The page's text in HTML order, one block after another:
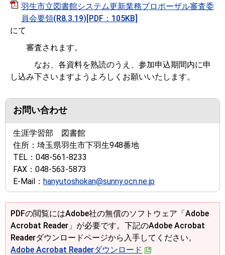
羽生市立図書館システム更新業務プロポーザル審査委
員会要領(R8.3.19)[PDF：105KB]
にて
審査されます。
なお、各資料を熟読のうえ、参加申込期間内に申
し込み下さいますようよろしくお願いいたします。
お問い合わせ
生涯学習部 図書館
住所： 埼玉県羽生市下羽生948番地
TEL： 048-561-8233
FAX： 048-563-5873
E-Mail： hanyutoshokan@sunny.ocn.ne.jp
PDFの閲覧にはAdobe社の無償のソフトウェア「Adobe
Acrobat Reader」が必要です。下記のAdobe Acrobat
Readerダウンロードページから入手してください。
Adobe Acrobat Readerダウンロード